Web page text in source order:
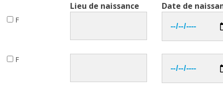
F
Lieu de naissance Date de
F